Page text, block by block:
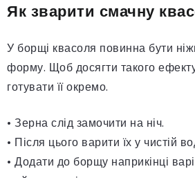
Як зварити смачну
У борщі квасоля повинна бути
форму. Щоб досягти такого
готувати її окремо.
• Зерна слід замочити на ніч.
• Після цього варити їх у чистій
• Додати до борщу наприкінці